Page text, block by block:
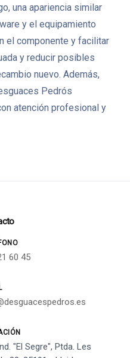
una apariencia similar
y el equipamiento
el componente y facilitar
y reducir posibles
nuevo. Además,
Pedrós
atención profesional y
60 45
"El Segre", Ptda. Les